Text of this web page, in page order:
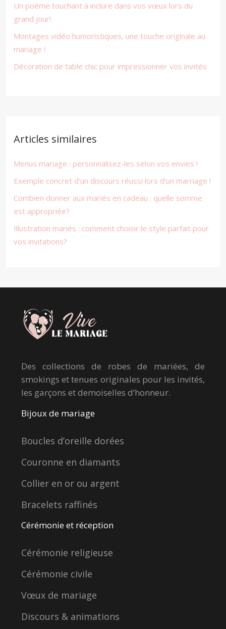
Un poème touchant à inclure dans vos vœux lors du
grand jour!
Montages vidéo humoristiques, une touche originale au
mariage !
Décoration de table chic pour impressionner vos invités
Articles similaires
Menus mariage : personnalisez-les selon vos envies !
Exemple concret d’un discours réussi lors d’un marriage !
Combien donner aux mariés en cadeau : quelle somme
est appropriée?
Illustration mariés : comment choisir le style parfait pour
vos invitations?
Des collections de robes de mariées, de
smokings et tenues originales pour les invités,
les garçons et demoiselles d’honneur.
Bijoux de mariage
Boucles d’oreille dorées
Couronne en diamants
Collier en or ou argent
Bracelets raffinés
Cérémonie et réception
Cérémonie religieuse
Cérémonie civile
Vœux de mariage
Discours & animations